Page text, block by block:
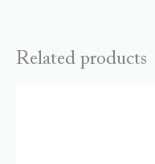
Related products